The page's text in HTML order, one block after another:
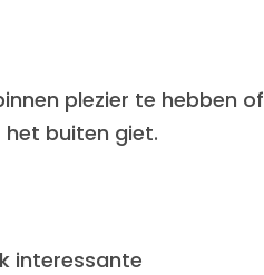
plezier te hebben of
het buiten giet.
interessante